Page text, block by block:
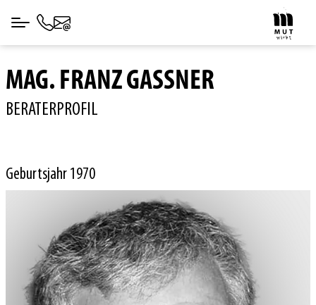
MAG. FRANZ GASSNER
BERATERPROFIL
Geburtsjahr 1970